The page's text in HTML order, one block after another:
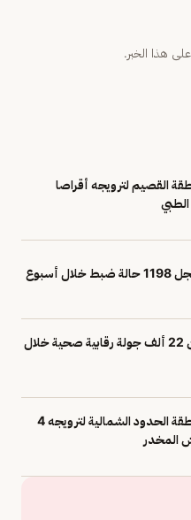
هذا الخبر.
القصيم لترويجه أقراصا
أمانة نجران تنفذ أكثر من 22 ألف جولة رقابية صحية خلال
القبض على مواطن بمنطقة الحدود الشمالية لترويجه 4
المخدر